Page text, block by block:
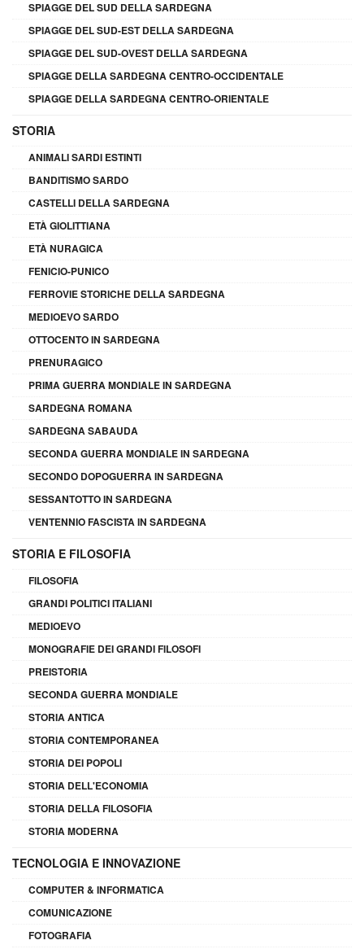
SPIAGGE DEL SUD DELLA SARDEGNA
SPIAGGE DEL SUD-EST DELLA SARDEGNA
SPIAGGE DEL SUD-OVEST DELLA SARDEGNA
SPIAGGE DELLA SARDEGNA CENTRO-OCCIDENTALE
SPIAGGE DELLA SARDEGNA CENTRO-ORIENTALE
STORIA
ANIMALI SARDI ESTINTI
BANDITISMO SARDO
CASTELLI DELLA SARDEGNA
ETÀ GIOLITTIANA
ETÀ NURAGICA
FENICIO-PUNICO
FERROVIE STORICHE DELLA SARDEGNA
MEDIOEVO SARDO
OTTOCENTO IN SARDEGNA
PRENURAGICO
PRIMA GUERRA MONDIALE IN SARDEGNA
SARDEGNA ROMANA
SARDEGNA SABAUDA
SECONDA GUERRA MONDIALE IN SARDEGNA
SECONDO DOPOGUERRA IN SARDEGNA
SESSANTOTTO IN SARDEGNA
VENTENNIO FASCISTA IN SARDEGNA
STORIA E FILOSOFIA
FILOSOFIA
GRANDI POLITICI ITALIANI
MEDIOEVO
MONOGRAFIE DEI GRANDI FILOSOFI
PREISTORIA
SECONDA GUERRA MONDIALE
STORIA ANTICA
STORIA CONTEMPORANEA
STORIA DEI POPOLI
STORIA DELL'ECONOMIA
STORIA DELLA FILOSOFIA
STORIA MODERNA
TECNOLOGIA E INNOVAZIONE
COMPUTER & INFORMATICA
COMUNICAZIONE
FOTOGRAFIA